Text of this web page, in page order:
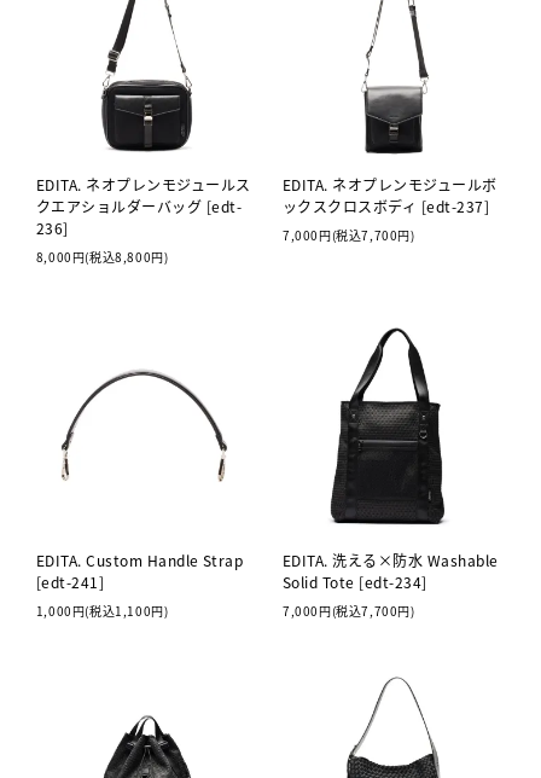
EDITA. ネオプレンモジュールス
クエアショルダーバッグ [edt-
236]
8,000円(税込8,800円)
EDITA. ネオプレンモジュールボ
ックスクロスボディ [edt-237]
7,000円(税込7,700円)
EDITA. Custom Handle Strap
[edt-241]
1,000円(税込1,100円)
EDITA. 洗える×防水 Washable
Solid Tote [edt-234]
7,000円(税込7,700円)